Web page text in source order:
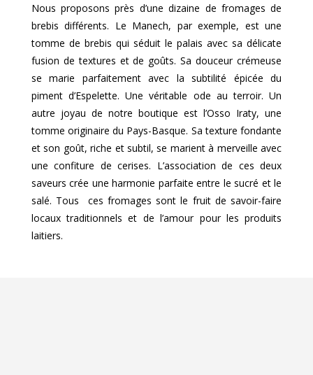
Nous proposons près d’une dizaine de fromages de
brebis différents. Le Manech, par exemple, est une
tomme de brebis qui séduit le palais avec sa délicate
fusion de textures et de goûts. Sa douceur crémeuse
se marie parfaitement avec la subtilité épicée du
piment d’Espelette. Une véritable ode au terroir. Un
autre joyau de notre boutique est l’Osso Iraty, une
tomme originaire du Pays-Basque. Sa texture fondante
et son goût, riche et subtil, se marient à merveille avec
une confiture de cerises. L’association de ces deux
saveurs crée une harmonie parfaite entre le sucré et le
salé. Tous ces fromages sont le fruit de savoir-faire
locaux traditionnels et de l’amour pour les produits
laitiers.